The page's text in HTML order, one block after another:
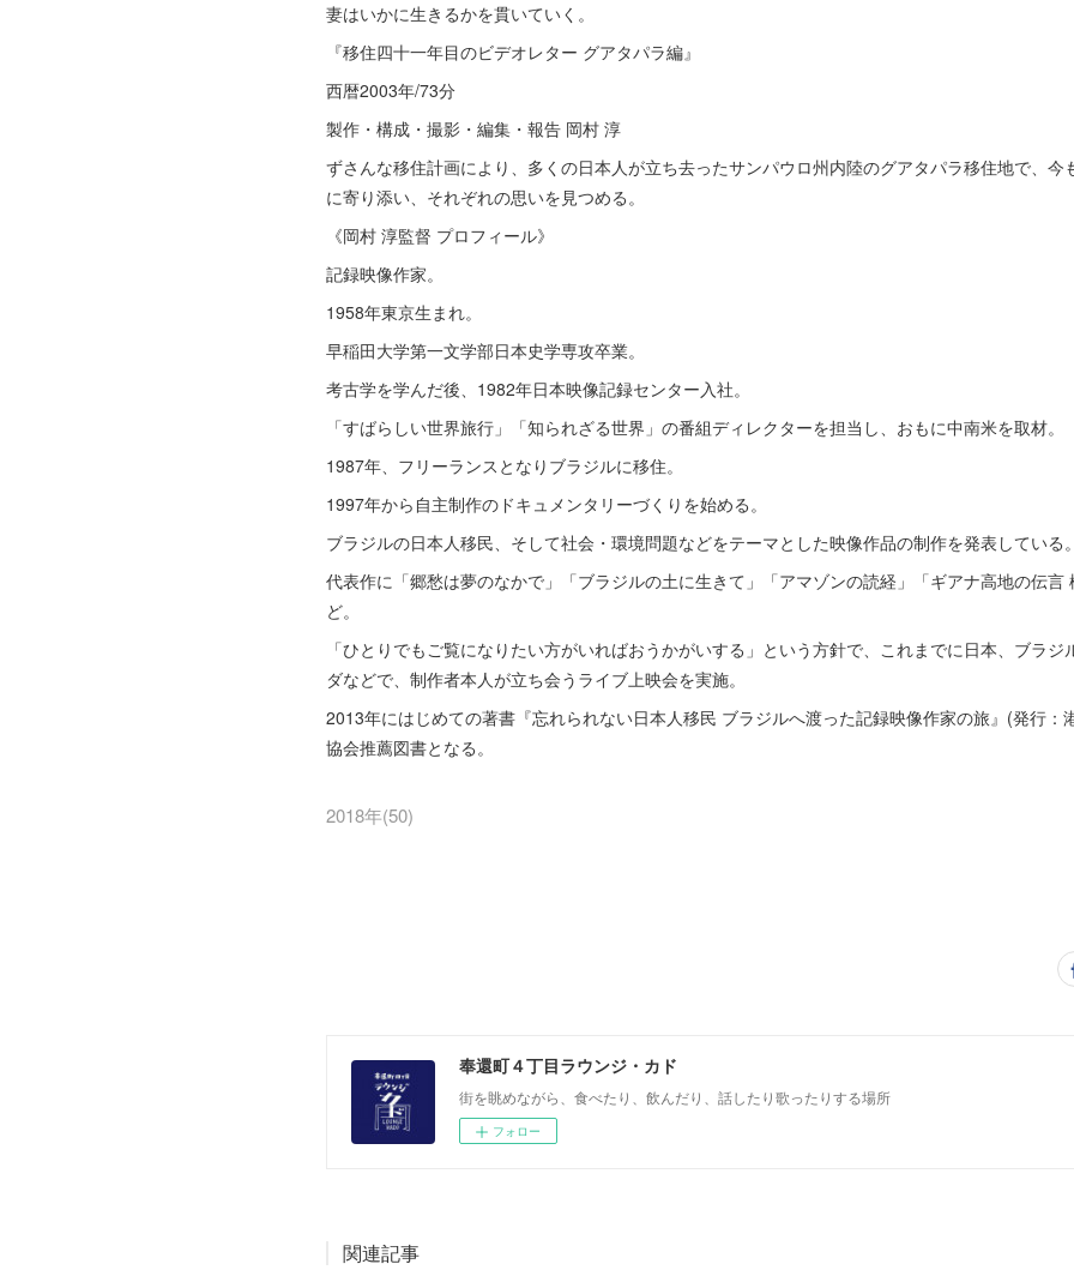
妻はいかに生きるかを貫いていく。
『移住四十一年目のビデオレター グアタパラ編』
西暦2003年/73分
製作・構成・撮影・編集・報告 岡村 淳
ずさんな移住計画により、多くの日本人が立ち去ったサンパウロ州内陸のグアタパラ移住地で、今
に寄り添い、それぞれの思いを見つめる。
《岡村 淳監督 プロフィール》
記録映像作家。
1958年東京生まれ。
早稲田大学第一文学部日本史学専攻卒業。
考古学を学んだ後、1982年日本映像記録センター入社。
「すばらしい世界旅行」「知られざる世界」の番組ディレクターを担当し、おもに中南米を取材。
1987年、フリーランスとなりブラジルに移住。
1997年から自主制作のドキュメンタリーづくりを始める。
ブラジルの日本人移民、そして社会・環境問題などをテーマとした映像作品の制作を発表している。
代表作に「郷愁は夢のなかで」「ブラジルの土に生きて」「アマゾンの読経」「ギアナ高地の伝言
ど。
「ひとりでもご覧になりたい方がいればおうかがいする」という方針で、これまでに日本、ブラ
ダなどで、制作者本人が立ち会うライブ上映会を実施。
2013年にはじめての著書『忘れられない日本人移民 ブラジルへ渡った記録映像作家の旅』(発行：
協会推薦図書となる。
2018年(50)
奉還町４丁目ラウンジ・カド
街を眺めながら、食べたり、飲んだり、話したり歌ったりする場所
フォロー
関連記事